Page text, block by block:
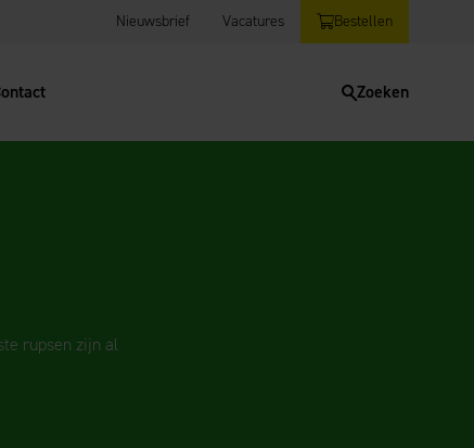
Nieuwsbrief Vacatures Bestellen
Zoeken
rupsen zijn al